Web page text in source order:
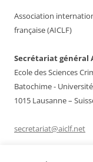
Association
française (AICLF)
Secrétariat général
Ecole des Sciences
Batochime -
1015 Lausanne –
secretariat@aiclf.net